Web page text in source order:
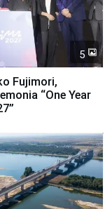
5
Fujimori,
“One Year